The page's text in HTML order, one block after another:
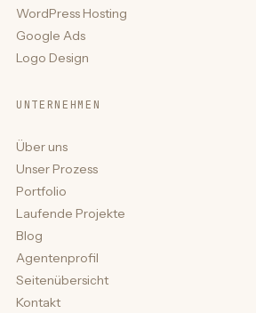
WordPress Hosting
Google Ads
Logo Design
UNTERNEHMEN
Über uns
Unser Prozess
Portfolio
Laufende Projekte
Blog
Agentenprofil
Seitenübersicht
Kontakt